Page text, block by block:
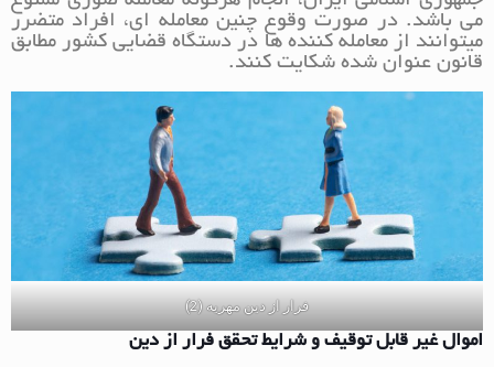
می باشد. در صورت وقوع چنین معامله ای، افراد متضرر
میتوانند از معامله کننده ها در دستگاه قضایی کشور مطابق
قانون عنوان شده شکایت کنند.
فرار از دین مهریه (2)
اموال غیر قابل توقیف و شرایط تحقق فرار از دین